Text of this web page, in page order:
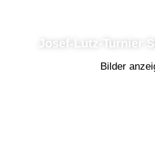
Josef-Lutz-Turnier
Bilder